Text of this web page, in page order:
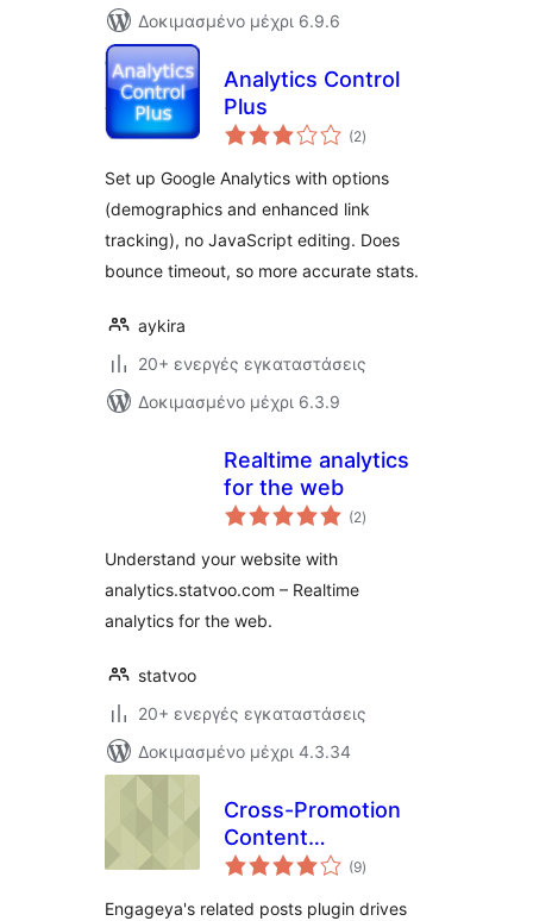
Δοκιμασμένο μέχρι 6.9.6
Analytics Control
Plus
(2αξιολογήσεις
σύνολο
)
Set up Google Analytics with options
(demographics and enhanced link
tracking), no JavaScript editing. Does
bounce timeout, so more accurate stats.
aykira
20+ ενεργές εγκαταστάσεις
Δοκιμασμένο μέχρι 6.3.9
Realtime analytics
for the web
(2αξιολογήσεις
σύνολο
)
Understand your website with
analytics.statvoo.com – Realtime
analytics for the web.
statvoo
20+ ενεργές εγκαταστάσεις
Δοκιμασμένο μέχρι 4.3.34
Cross-Promotion
Content
Recommendations
(9αξιολογήσεις
σύνολο
)
Engageya's related posts plugin drives